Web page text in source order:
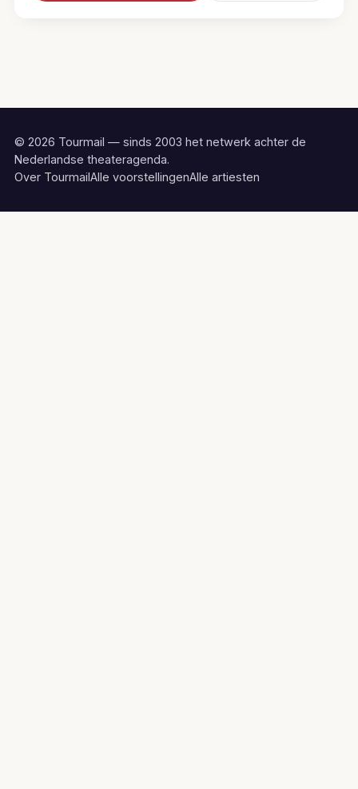
© 2026 Tourmail — sinds 2003 het netwerk achter de
Nederlandse theateragenda.
Over TourmailAlle voorstellingenAlle artiesten